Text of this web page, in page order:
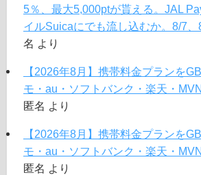
5％、最大5,000ptが貰える。JAL
イルSuicaにでも流し込むか。8/7、
名 より
【2026年8月】携帯料金プランを
モ・au・ソフトバンク・楽天・
匿名 より
【2026年8月】携帯料金プランを
モ・au・ソフトバンク・楽天・
匿名 より